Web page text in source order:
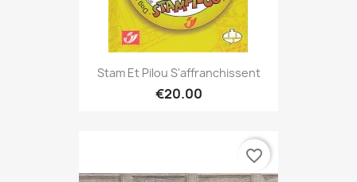
Stam Et Pilou S'affranchissent
€20.00
favorite_border